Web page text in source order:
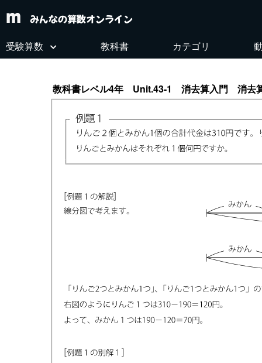
みんなの算数オンライン
受験算数 教科書 カテゴリ
教科書レベル4年 Unit.43-1 消去算入門 消去